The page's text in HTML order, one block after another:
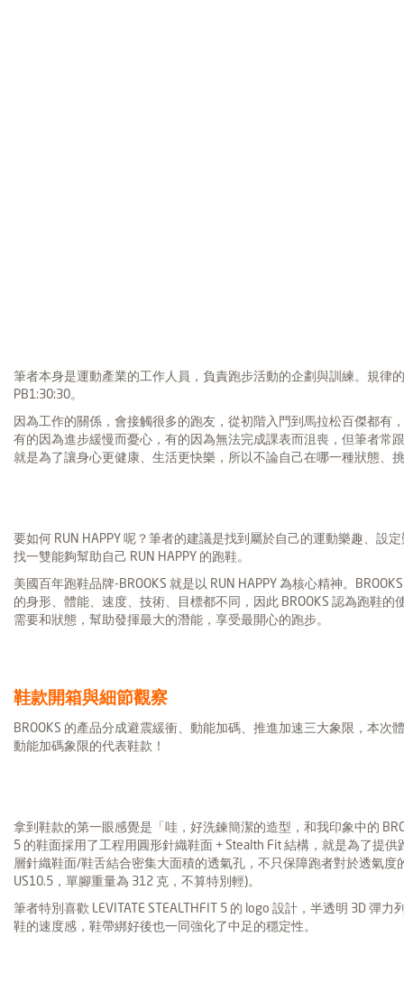
筆者本身是運動產業的工作人員，負責跑步活動的企劃與訓練。規律
PB1:30:30。
因為工作的關係，會接觸很多的跑友，從初階入門到馬拉松百傑都有
有的因為進步緩慢而憂心，有的因為無法完成課表而沮喪，但筆者常
就是為了讓身心更健康、生活更快樂，所以不論自己在哪一種狀態、
要如何 RUN HAPPY 呢？筆者的建議是找到屬於自己的運動樂趣、設
找一雙能夠幫助自己 RUN HAPPY 的跑鞋。
美國百年跑鞋品牌-BROOKS 就是以 RUN HAPPY 為核心精神。
的身形、體能、速度、技術、目標都不同，因此 BROOKS 認為跑鞋
需要和狀態，幫助發揮最大的潛能，享受最開心的跑步。
鞋款開箱與細節觀察
BROOKS 的產品分成避震緩衝、動能加碼、推進加速三大象限，本次
動能加碼象限的代表鞋款！
拿到鞋款的第一眼感覺是「哇，好洗鍊簡潔的造型，和我印象中的
5 的鞋面採用了工程用圓形針織鞋面 + Stealth Fit 結構，就是為了提
層針織鞋面/鞋舌結合密集大面積的透氣孔，不只保障跑者對於透氣度
US10.5，單腳重量為 312 克，不算特別輕)。
筆者特別喜歡 LEVITATE STEALTHFIT 5 的 logo 設計，半透明 3D 彈
鞋的速度感，鞋帶綁好後也一同強化了中足的穩定性。